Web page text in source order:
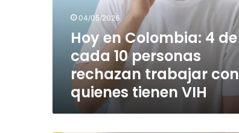
rechazan
trabajar
quienes
tienen
04/05/2026
Hoy en Colombia: 4 de
cada 10 personas
rechazan trabajar con
quienes tienen VIH